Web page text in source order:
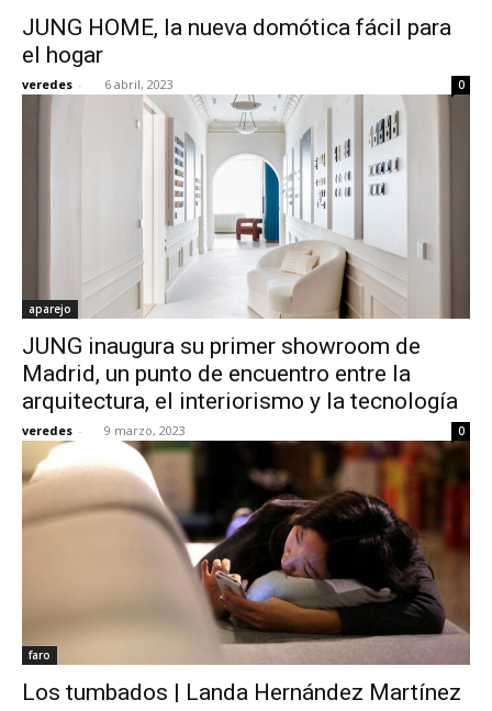
JUNG HOME, la nueva domótica fácil para
el hogar
veredes - 6 abril, 2023 0
aparejo
JUNG inaugura su primer showroom de
Madrid, un punto de encuentro entre la
arquitectura, el interiorismo y la tecnología
veredes - 9 marzo, 2023 0
faro
Los tumbados | Landa Hernández Martínez